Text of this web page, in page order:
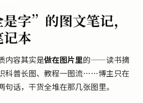
字”的图文笔记，
本
内容其实是做在图片里的——读书摘
科普长图、教程一图流……博主只在
话，干货全堆在那几张图里。